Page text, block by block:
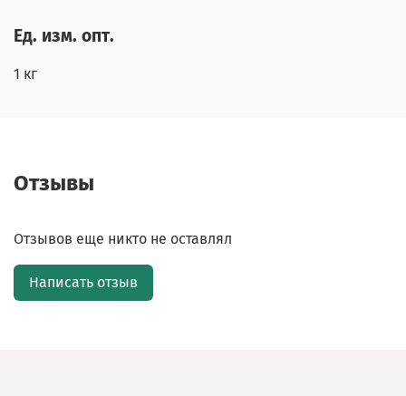
Ед. изм. опт.
1 кг
Отзывы
Отзывов еще никто не оставлял
Написать отзыв